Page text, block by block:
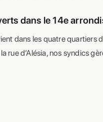
dans le 14e
dans les quatre quartiers
rue d’Alésia, nos syndics